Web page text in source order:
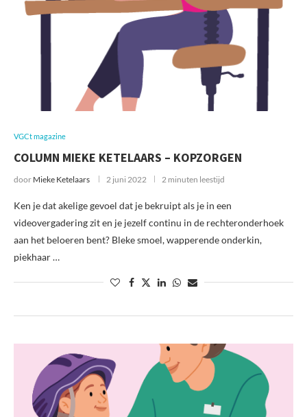
VGCt magazine
COLUMN MIEKE KETELAARS – KOPZORGEN
door Mieke Ketelaars 2 juni 2022 2 minuten leestijd
Ken je dat akelige gevoel dat je bekruipt als je in een
videovergadering zit en je jezelf continu in de rechteronderhoek
aan het beloeren bent? Bleke smoel, wapperende onderkin,
piekhaar …